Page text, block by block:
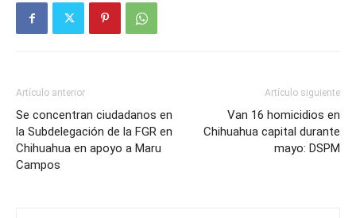
Artículo anterior
Se concentran ciudadanos en
la Subdelegación de la FGR en
Chihuahua en apoyo a Maru
Campos
Artículo siguiente
Van 16 homicidios en
Chihuahua capital durante
mayo: DSPM